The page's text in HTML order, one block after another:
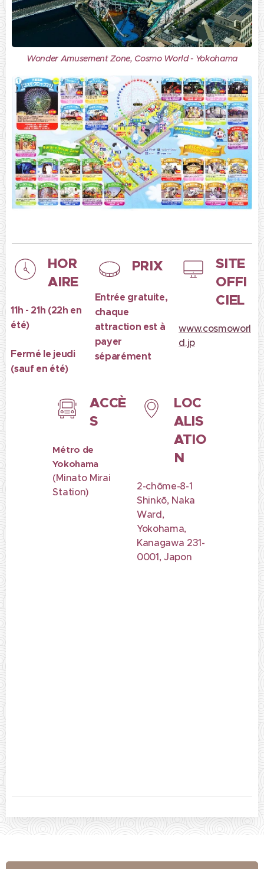
Wonder Amusement Zone, Cosmo World - Yokohama
HOR
AIRE
11h - 21h (22h en
été)
Fermé le jeudi
(sauf en été)
PRIX
Entrée gratuite,
chaque
attraction est à
payer
séparément
SITE
OFFI
CIEL
www.cosmoworl
d.jp
ACCÈ
S
Métro de
Yokohama
(Minato Mirai
Station)
LOC
ALIS
ATIO
N
2-chōme-8-1
Shinkō, Naka
Ward,
Yokohama,
Kanagawa 231-
0001, Japon